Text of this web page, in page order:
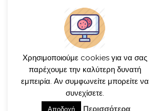
© γιώργος ιατρίδης 2013-2026
Χρησιμοποιούμε cookies για να σας
παρέχουμε την καλύτερη δυνατή
εμπειρία. Αν συμφωνείτε μπορείτε να
συνεχίσετε.
Αποδοχή Περισσότερα